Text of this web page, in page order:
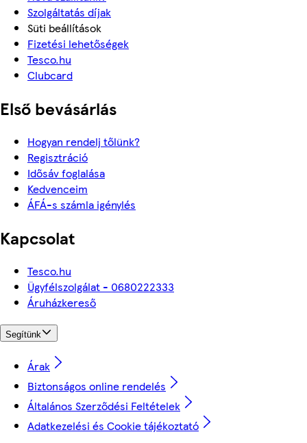
Szolgáltatás díjak
Süti beállítások
Fizetési lehetőségek
Tesco.hu
Clubcard
Első bevásárlás
Hogyan rendelj tőlünk?
Regisztráció
Idősáv foglalása
Kedvenceim
ÁFÁ-s számla igénylés
Kapcsolat
Tesco.hu
Ügyfélszolgálat - 0680222333
Áruházkereső
Segítünk
Árak
Biztonságos online rendelés
Általános Szerződési Feltételek
Adatkezelési és Cookie tájékoztató